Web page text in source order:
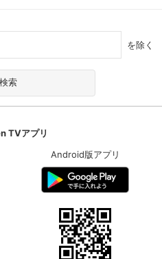
を除く
TVアプリ
Android版アプリ